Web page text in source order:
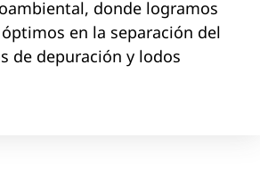
donde logramos
en la separación del
de depuración y lodos